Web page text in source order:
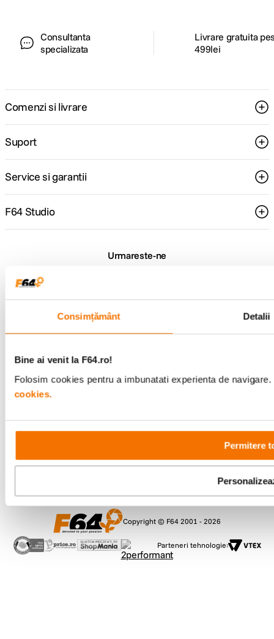
Consimțământ Detalii
Bine ai venit la F64.ro!
Folosim cookies pentru a imbunatati experienta de
cookies.
Permitere
Consultanta
specializata
Livrare gratuita
499lei
Comenzi si livrare
Suport
Service si garantii
F64 Studio
Urmareste-ne
Metode de plata
+40 21 270 0050
Program de lucru
Showroom
Bd-ul Unirii 64, Bucuresti
Copyright © F64 2001 - 2026
Parteneri tehnologie: